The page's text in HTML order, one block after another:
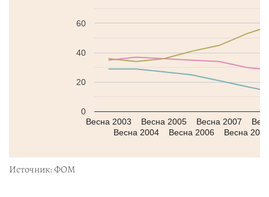
Весна 2003
Весна 2004
Весна 2005
Весна 2006
Весна 2007
Весна
0
20
40
60
Источник: ФОМ